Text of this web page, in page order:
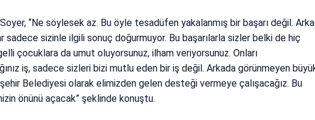
“Ne söylesek az. Bu öyle tesadüfen yakalanmış bir başarı değil.
sadece sizinle ilgili sonuç doğurmuyor. Bu başarılarla sizler belki de hiç
çocuklara da umut oluyorsunuz, ilham veriyorsunuz. Onları
iş, sadece sizleri bizi mutlu eden bir iş değil. Arkada görünmeyen
Belediyesi olarak elimizden gelen desteği vermeye çalışacağız. Bu
önünü açacak” şeklinde konuştu.